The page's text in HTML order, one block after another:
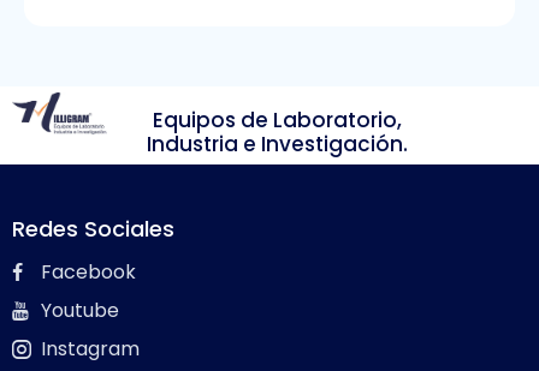
Equipos de Laboratorio,
Industria e Investigación.
Redes Sociales
Facebook
Youtube
Instagram